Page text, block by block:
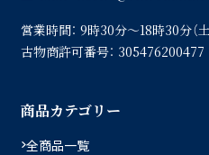
営業時間： 9時30分〜18時30分（
古物商許可番号： 305476200477
商品カテゴリー
全商品一覧